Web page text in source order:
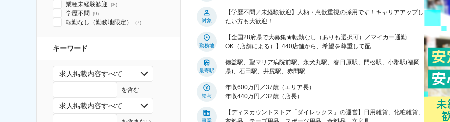
業種未経験歓迎 (8)
学歴不問 (9)
転勤なし（勤務地限定） (7)
キーワード
求人掲載内容すべて
を含む
求人掲載内容すべて
対象
【学歴不問／未経験歓迎】人柄・意欲重視の採用です！キャリアアップし
たい方も大歓迎！
勤務地
【全国28府県で大募集★転勤なし（ありも選択可）／マイカー通勤
OK（店舗による）】440店舗から、希望を尊重して配...
最寄駅
徳益駅、聖マリア病院前駅、永犬丸駅、春日原駅、門松駅、小郡駅(福岡
県)、石田駅、井尻駅、赤間駅...
給与
年収600万円／37歳（エリア長）
年収440万円／32歳（店長）
事業
【ディスカウントストア「ダイレックス」の運営】日用雑貨、化粧雑貨、